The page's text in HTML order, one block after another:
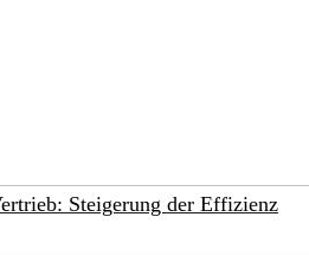
Steigerung der Effizienz